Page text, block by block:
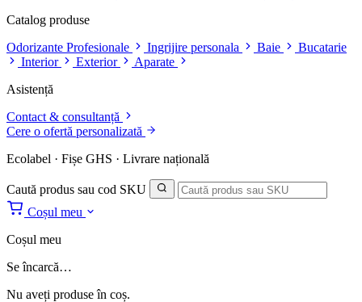
Catalog produse
Odorizante Profesionale
Ingrijire personala Baie
Bucatarie
Interior
Exterior
Aparate
Asistență
Contact & consultanță
Cere o ofertă personalizată
Ecolabel · Fișe GHS · Livrare națională
Caută produs sau cod SKU
Coșul meu
Coșul meu
Se încarcă…
Nu aveți produse în coș.